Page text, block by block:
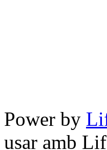
Power by
usar amb